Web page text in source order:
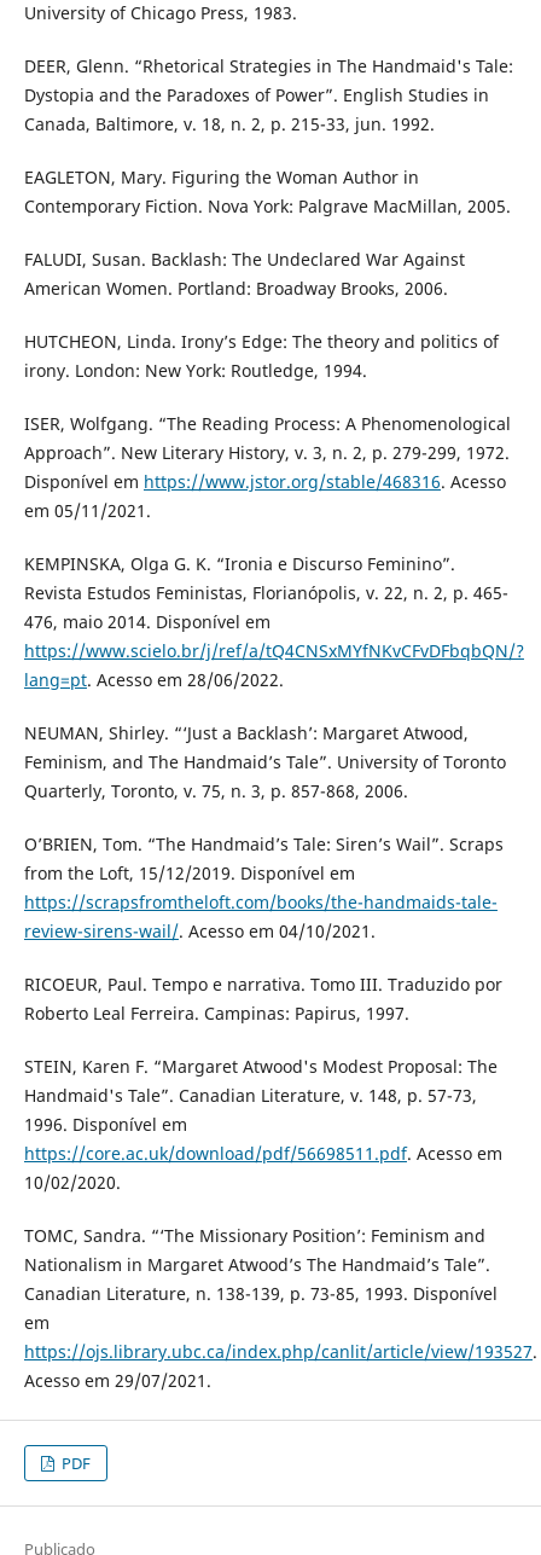
University of Chicago Press, 1983.
DEER, Glenn. “Rhetorical Strategies in The Handmaid's Tale:
Dystopia and the Paradoxes of Power”. English Studies in
Canada, Baltimore, v. 18, n. 2, p. 215-33, jun. 1992.
EAGLETON, Mary. Figuring the Woman Author in
Contemporary Fiction. Nova York: Palgrave MacMillan, 2005.
FALUDI, Susan. Backlash: The Undeclared War Against
American Women. Portland: Broadway Brooks, 2006.
HUTCHEON, Linda. Irony’s Edge: The theory and politics of
irony. London: New York: Routledge, 1994.
ISER, Wolfgang. “The Reading Process: A Phenomenological
Approach”. New Literary History, v. 3, n. 2, p. 279-299, 1972.
Disponível em https://www.jstor.org/stable/468316. Acesso
em 05/11/2021.
KEMPINSKA, Olga G. K. “Ironia e Discurso Feminino”.
Revista Estudos Feministas, Florianópolis, v. 22, n. 2, p. 465-
476, maio 2014. Disponível em
https://www.scielo.br/j/ref/a/tQ4CNSxMYfNKvCFvDFbqbQN/?
lang=pt. Acesso em 28/06/2022.
NEUMAN, Shirley. “‘Just a Backlash’: Margaret Atwood,
Feminism, and The Handmaid’s Tale”. University of Toronto
Quarterly, Toronto, v. 75, n. 3, p. 857-868, 2006.
O’BRIEN, Tom. “The Handmaid’s Tale: Siren’s Wail”. Scraps
from the Loft, 15/12/2019. Disponível em
https://scrapsfromtheloft.com/books/the-handmaids-tale-
review-sirens-wail/. Acesso em 04/10/2021.
RICOEUR, Paul. Tempo e narrativa. Tomo III. Traduzido por
Roberto Leal Ferreira. Campinas: Papirus, 1997.
STEIN, Karen F. “Margaret Atwood's Modest Proposal: The
Handmaid's Tale”. Canadian Literature, v. 148, p. 57-73,
1996. Disponível em
https://core.ac.uk/download/pdf/56698511.pdf. Acesso em
10/02/2020.
TOMC, Sandra. “‘The Missionary Position’: Feminism and
Nationalism in Margaret Atwood’s The Handmaid’s Tale”.
Canadian Literature, n. 138-139, p. 73-85, 1993. Disponível
em
https://ojs.library.ubc.ca/index.php/canlit/article/view/193527.
Acesso em 29/07/2021.
PDF
Publicado